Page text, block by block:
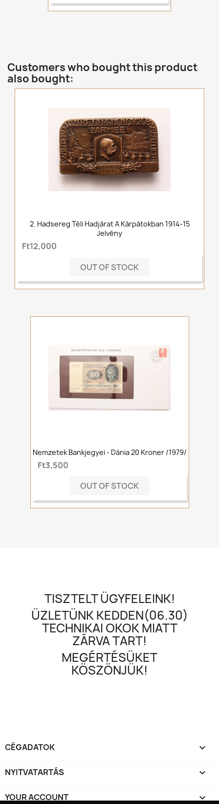
Customers who bought this product
also bought:
2. Hadsereg Téli Hadjárat A Kárpátokban 1914-15
Jelvény
Ft12,000
OUT OF STOCK
Nemzetek Bankjegyei - Dánia 20 Kroner /1979/
Ft3,500
OUT OF STOCK
TISZTELT ÜGYFELEINK!
ÜZLETÜNK KEDDEN(06.30)
TECHNIKAI OKOK MIATT
ZÁRVA TART!
MEGÉRTÉSÜKET
KÖSZÖNJÜK!
CÉGADATOK 
NYITVATARTÁS 
YOUR ACCOUNT 